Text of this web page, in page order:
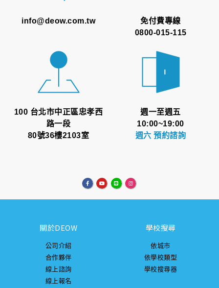
info@deow.com.tw
免付費專線
0800-015-115
100 台北市中正區忠孝西
路一段
80號36樓2103室
週一至週五
10:00~19:00
週六 預約諮詢
關於DEOW
公司介紹
合作夥伴
線上諮詢
線上報名
學校搜尋
依城市
依學校類型
學校搜尋器